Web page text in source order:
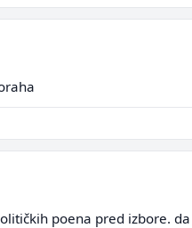
poena pred izbore.